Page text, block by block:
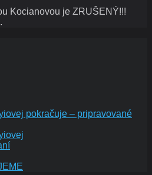
Kocianovou je ZRUŠENÝ!!!
pokračuje – pripravované